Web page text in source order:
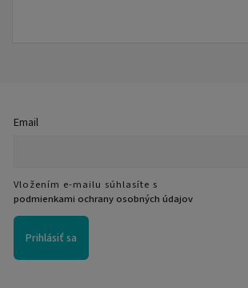
Email
Vložením e-mailu súhlasíte s
podmienkami ochrany osobných údajov
Prihlásiť sa